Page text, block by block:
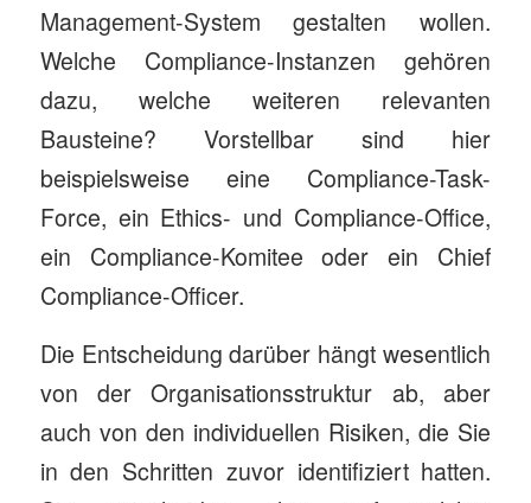
Management-System gestalten wollen.
Welche Compliance-Instanzen gehören
dazu, welche weiteren relevanten
Bausteine? Vorstellbar sind hier
beispielsweise eine Compliance-Task-
Force, ein Ethics- und Compliance-Office,
ein Compliance-Komitee oder ein Chief
Compliance-Officer.
Die Entscheidung darüber hängt wesentlich
von der Organisationsstruktur ab, aber
auch von den individuellen Risiken, die Sie
in den Schritten zuvor identifiziert hatten.